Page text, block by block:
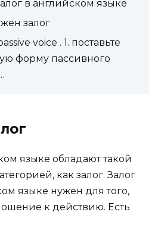
в английском языке
залог
voice . 1. поставьте
форму пассивного
языке обладают такой
как залог. Залог
языке нужен для того,
к действию. Есть